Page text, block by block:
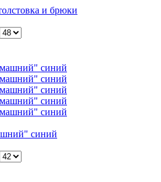
и брюки
синий